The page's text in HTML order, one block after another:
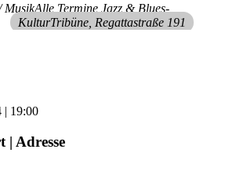
MusikAlle Termine, Jazz & Blues-
KulturTribüne , Regattastraße 191
| 19:00
| Adresse